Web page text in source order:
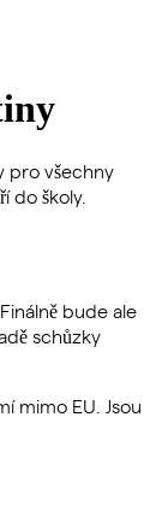
pro všechny
do školy.
bude ale
schůzky
mimo EU. Jsou